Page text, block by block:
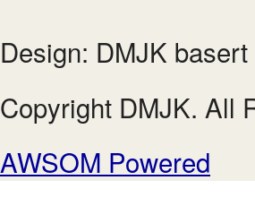
Design: DMJK
Copyright DMJK. All
AWSOM Powered